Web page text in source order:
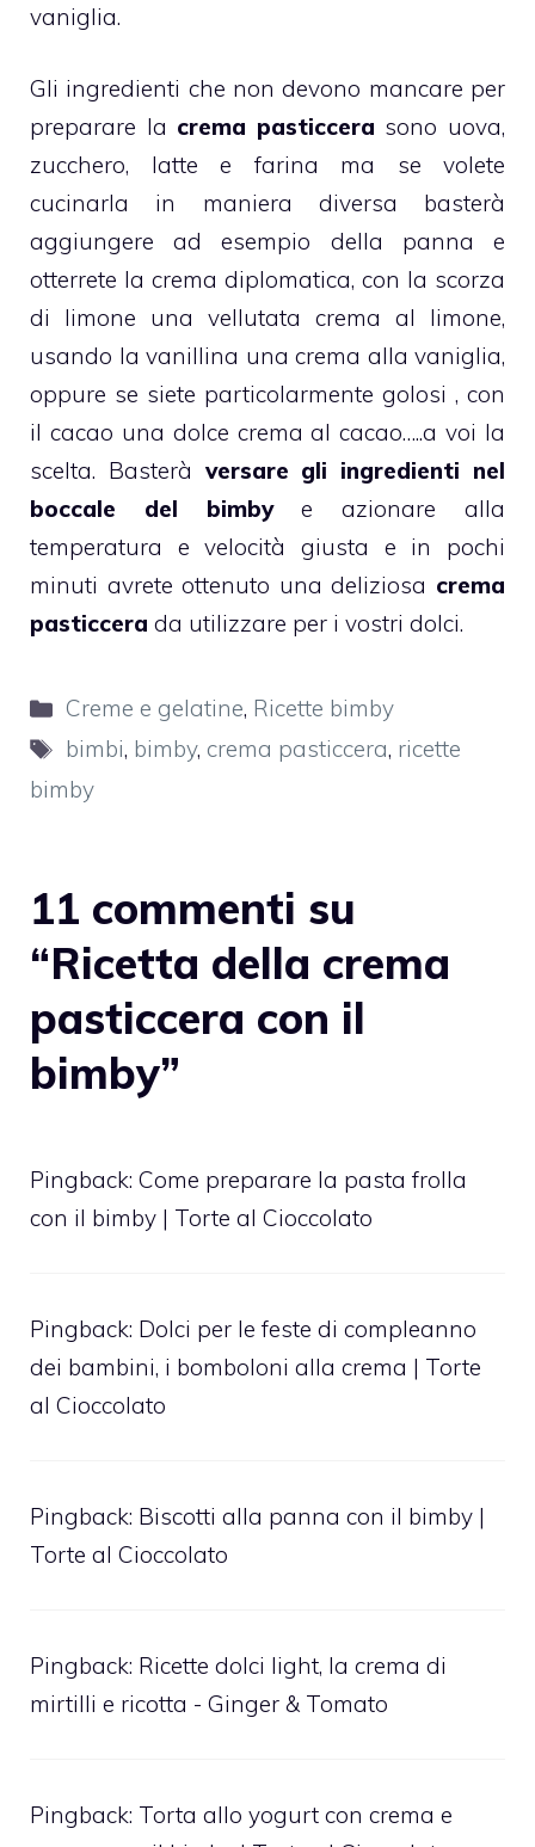
vaniglia.
Gli ingredienti che non devono mancare per
preparare la crema pasticcera sono uova,
zucchero, latte e farina ma se volete
cucinarla in maniera diversa basterà
aggiungere ad esempio della panna e
otterrete la crema diplomatica, con la scorza
di limone una vellutata crema al limone,
usando la vanillina una crema alla vaniglia,
oppure se siete particolarmente golosi , con
il cacao una dolce crema alcacao…..a voi la
scelta. Basterà versare gli ingredienti nel
boccale del bimbye azionare alla
temperatura e velocità giusta e in pochi
minuti avrete ottenuto una deliziosa crema
pasticcera da utilizzare per i vostri dolci.
Categorie
Creme e gelatine, Ricette bimby
Tag
bimbi, bimby, crema pasticcera, ricette
bimby
11 commenti su
“Ricetta della crema
pasticcera con il
bimby”
Pingback: Come preparare la pasta frolla
con il bimby | Torte al Cioccolato
Pingback: Dolci per le feste di compleanno
dei bambini, i bomboloni alla crema | Torte
al Cioccolato
Pingback: Biscotti alla panna con il bimby |
Torte al Cioccolato
Pingback: Ricette dolci light, la crema di
mirtilli e ricotta - Ginger & Tomato
Pingback: Torta allo yogurt con crema e